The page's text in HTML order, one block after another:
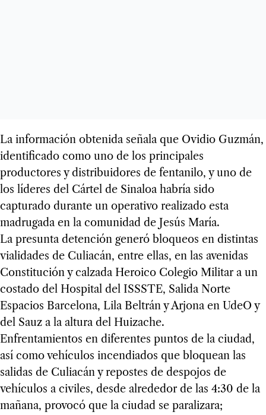
La información obtenida señala que Ovidio Guzmán,
identificado como uno de los principales
productores y distribuidores de fentanilo, y uno de
los líderes del Cártel de Sinaloa habría sido
capturado durante un operativo realizado esta
madrugada en la comunidad de Jesús María.
La presunta detención generó bloqueos en distintas
vialidades de Culiacán, entre ellas, en las avenidas
Constitución y calzada Heroico Colegio Militar a un
costado del Hospital del ISSSTE, Salida Norte
Espacios Barcelona, Lila Beltrán y Arjona en UdeO y
del Sauz a la altura del Huizache.
Enfrentamientos en diferentes puntos de la ciudad,
así como vehículos incendiados que bloquean las
salidas de Culiacán y repostes de despojos de
vehículos a civiles, desde alrededor de las 4:30 de la
mañana, provocó que la ciudad se paralizara;